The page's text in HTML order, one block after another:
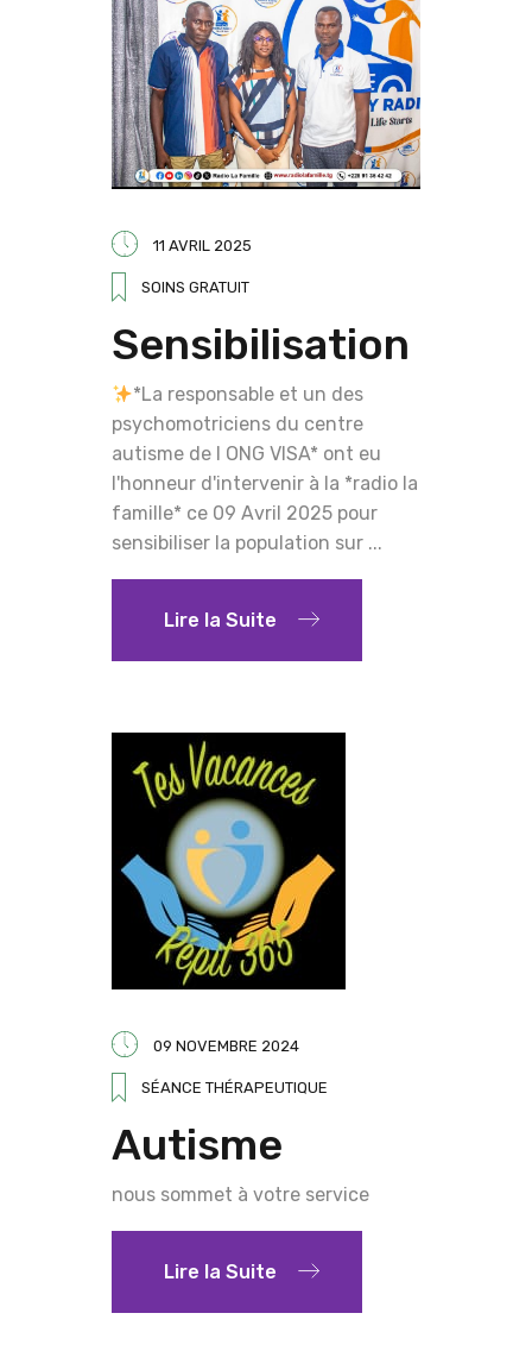
11 AVRIL 2025
SOINS GRATUIT
Sensibilisation
*La responsable et un des
psychomotriciens du centre
autisme de l ONG VISA* ont eu
l'honneur d'intervenir à la *radio la
famille* ce 09 Avril 2025 pour
sensibiliser la population sur ...
Lire la Suite
09 NOVEMBRE 2024
SÉANCE THÉRAPEUTIQUE
Autisme
nous sommet à votre service
Lire la Suite